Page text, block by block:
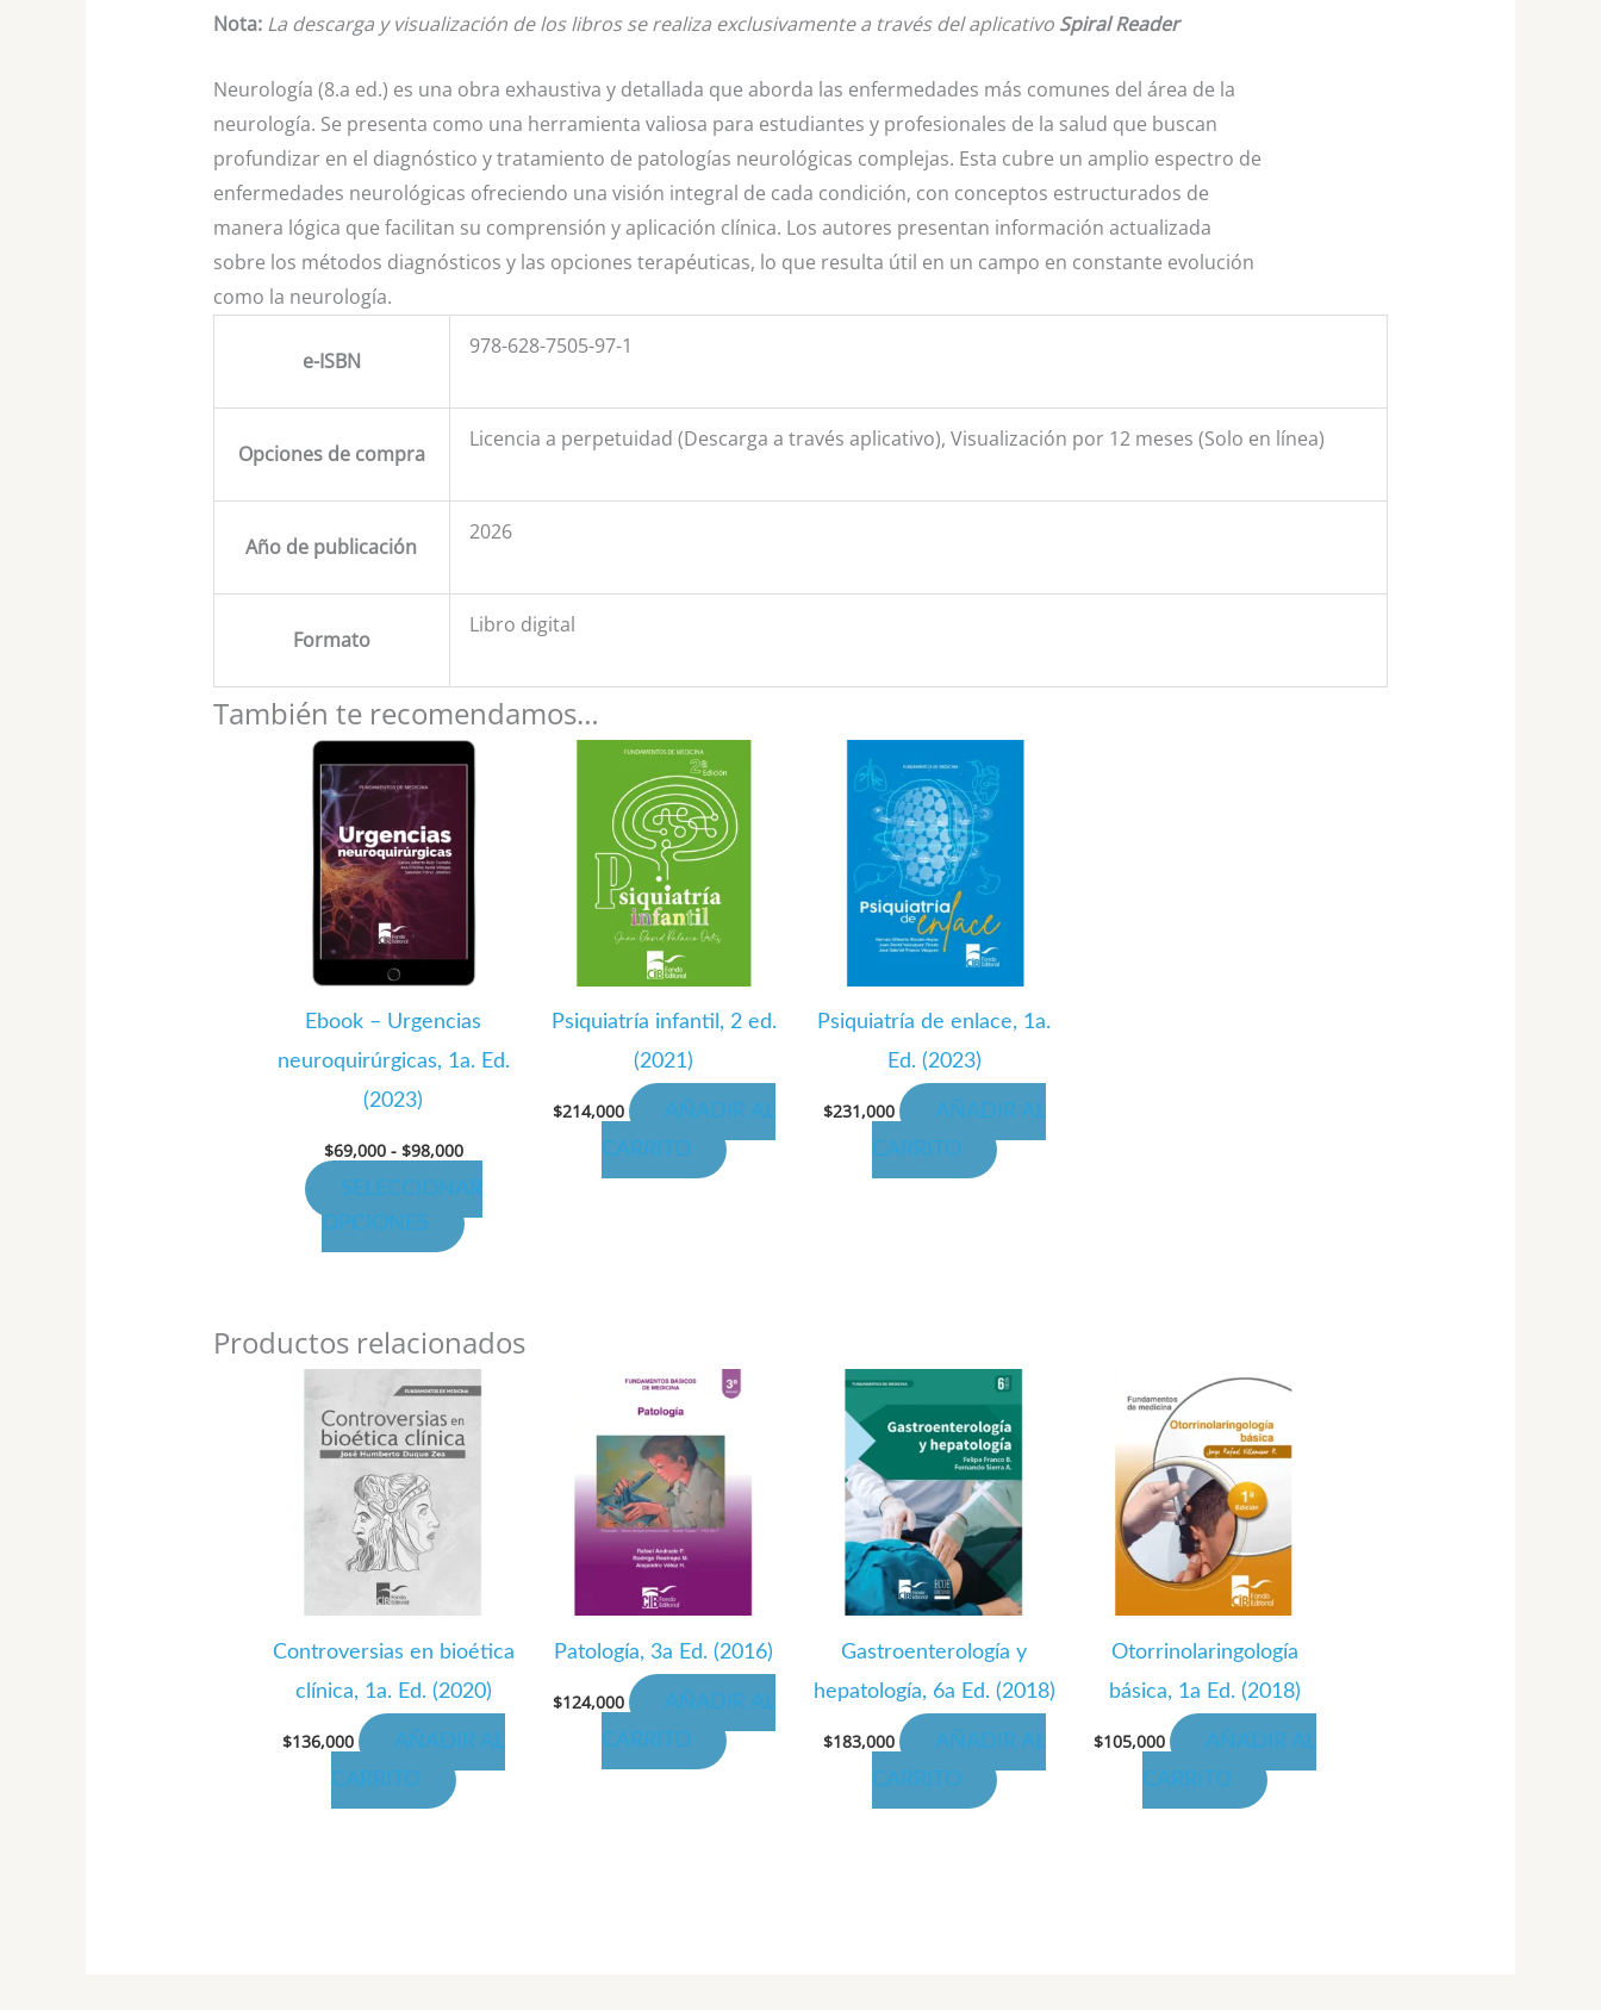
Nota: La descarga y visualización de los libros se realiza exclusivamente a través del aplicativo Spiral Reader
Neurología (8.a ed.) es una obra exhaustiva y detallada que aborda las enfermedades más comunes del área de la
neurología. Se presenta como una herramienta valiosa para estudiantes y profesionales de la salud que buscan
profundizar en el diagnóstico y tratamiento de patologías neurológicas complejas. Esta cubre un amplio espectro de
enfermedades neurológicas ofreciendo una visión integral de cada condición, con conceptos estructurados de
manera lógica que facilitan su comprensión y aplicación clínica. Los autores presentan información actualizada
sobre los métodos diagnósticos y las opciones terapéuticas, lo que resulta útil en un campo en constante evolución
como la neurología.
e-ISBN
978-628-7505-97-1
Opciones de compra
Licencia a perpetuidad (Descarga a través aplicativo), Visualización por 12 meses (Solo en línea)
Año de publicación
2026
Formato
Libro digital
También te recomendamos…
Ebook – Urgencias
neuroquirúrgicas, 1a. Ed.
(2023)
$69,000 - $98,000
Rango
de
desde
$98,000
SELECCIONAR
OPCIONES
Este
tiene
opciones
pueden
elegir
producto
Psiquiatría infantil, 2 ed.
(2021)
$214,000
AÑADIR AL
CARRITO
Psiquiatría de enlace, 1a.
Ed. (2023)
$231,000
AÑADIR AL
CARRITO
Productos relacionados
Controversias en bioética
clínica, 1a. Ed. (2020)
$136,000
AÑADIR AL
CARRITO
Patología, 3a Ed. (2016)
$124,000
AÑADIR AL
CARRITO
Gastroenterología y
hepatología, 6a Ed. (2018)
$183,000
AÑADIR AL
CARRITO
Otorrinolaringología
básica, 1a Ed. (2018)
$105,000
AÑADIR AL
CARRITO